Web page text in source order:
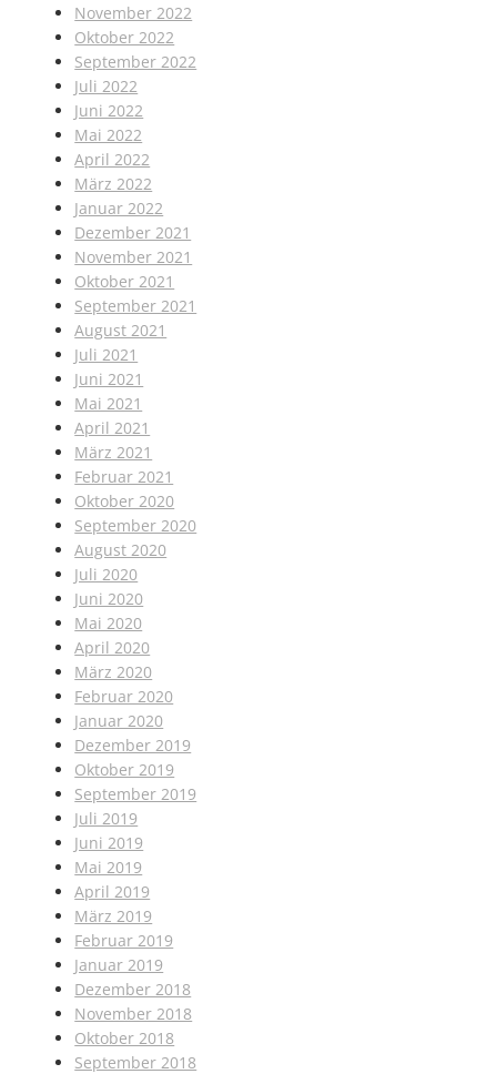
November 2022
Oktober 2022
September 2022
Juli 2022
Juni 2022
Mai 2022
April 2022
März 2022
Januar 2022
Dezember 2021
November 2021
Oktober 2021
September 2021
August 2021
Juli 2021
Juni 2021
Mai 2021
April 2021
März 2021
Februar 2021
Oktober 2020
September 2020
August 2020
Juli 2020
Juni 2020
Mai 2020
April 2020
März 2020
Februar 2020
Januar 2020
Dezember 2019
Oktober 2019
September 2019
Juli 2019
Juni 2019
Mai 2019
April 2019
März 2019
Februar 2019
Januar 2019
Dezember 2018
November 2018
Oktober 2018
September 2018